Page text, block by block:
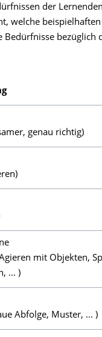
der
welche beispielhaften
Bedürfnisse bezüglich
genau richtig)
mit Objekten,
... )
Abfolge, Muster, ... )